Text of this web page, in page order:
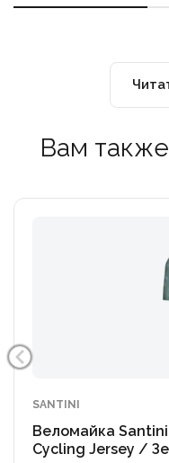
Вам
SANTINI
Веломайка Santini
Cycling Jersey /